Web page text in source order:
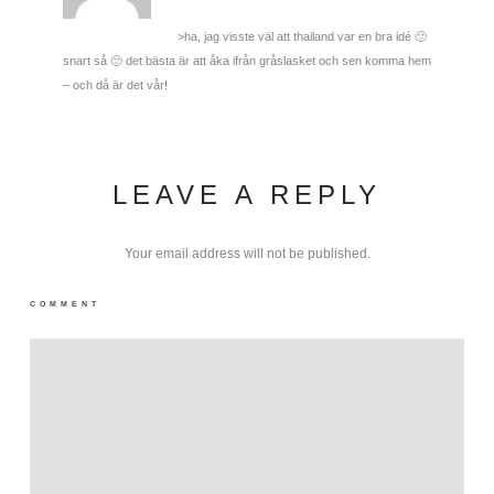
>ha, jag visste väl att thailand var en bra idé 🙂
snart så 🙂 det bästa är att åka ifrån gråslasket och sen komma hem
– och då är det vår!
LEAVE A REPLY
Your email address will not be published.
COMMENT